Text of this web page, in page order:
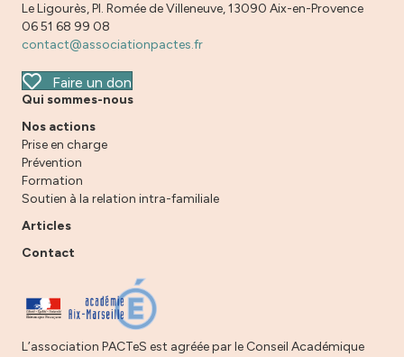
Le Ligourès, Pl. Romée de Villeneuve, 13090 Aix-en-Provence
06 51 68 99 08
contact@associationpactes.fr
Faire un don
Qui sommes-nous
Nos actions
Prise en charge
Prévention
Formation
Soutien à la relation intra-familiale
Articles
Contact
L’association PACTeS est agréée par le Conseil Académique